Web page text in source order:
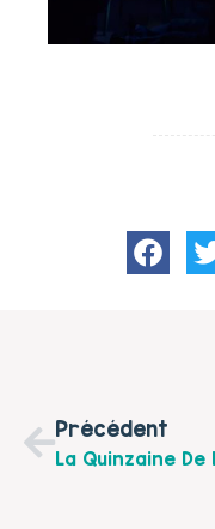
Précédent